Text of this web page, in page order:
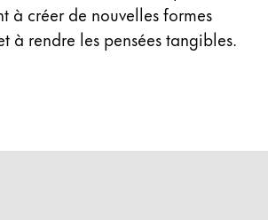
à créer de nouvelles formes
à rendre les pensées tangibles.